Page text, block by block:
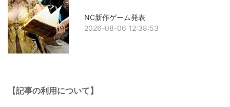
NC新作ゲーム発表
2026-08-06 12:38:53
【記事の利用について】